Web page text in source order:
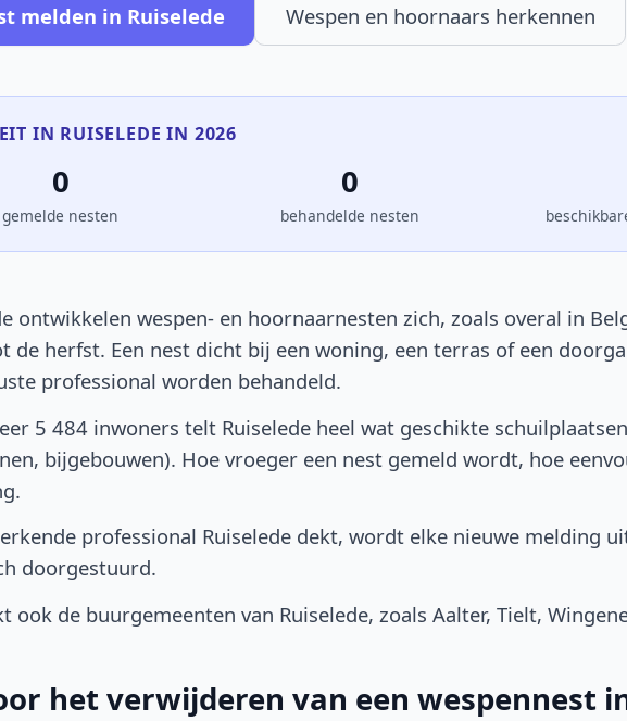
melden in Ruiselede Wespen en hoornaars herkennen
IN RUISELEDE IN 2026
0
gemelde nesten
0
behandelde nesten
ontwikkelen wespen- en hoornaarnesten zich, zoals overal in
de herfst. Een nest dicht bij een woning, een terras of een
professional worden behandeld.
5 484 inwoners telt Ruiselede heel wat geschikte
bijgebouwen). Hoe vroeger een nest gemeld wordt, hoe
professional Ruiselede dekt, wordt elke nieuwe melding
doorgestuurd.
ook de buurgemeenten van Ruiselede, zoals Aalter, Tielt,
het verwijderen van een wespennest